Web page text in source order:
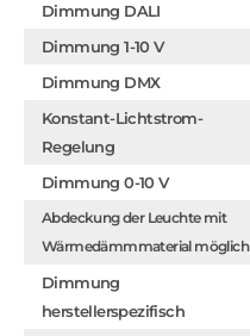
Dimmung DALI
Dimmung 1-10 V
Dimmung DMX
Konstant-Lichtstrom-
Regelung
Dimmung 0-10 V
Abdeckung der Leuchte mit
Wärmedämmmaterial möglich
Dimmung
herstellerspezifisch